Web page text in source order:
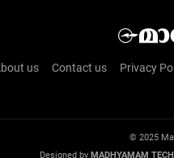
us Contact us Privacy
© 2025
Designed by MADHYAMAM